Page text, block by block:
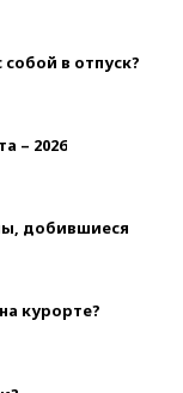
в отпуск?
– 2026
добившиеся
курорте?